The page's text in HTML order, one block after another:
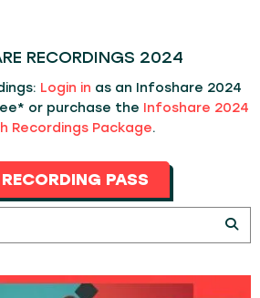
RECORDINGS 2024
Login in as an Infoshare 2024
or purchase the Infoshare 2024
Recordings Package.
PASS